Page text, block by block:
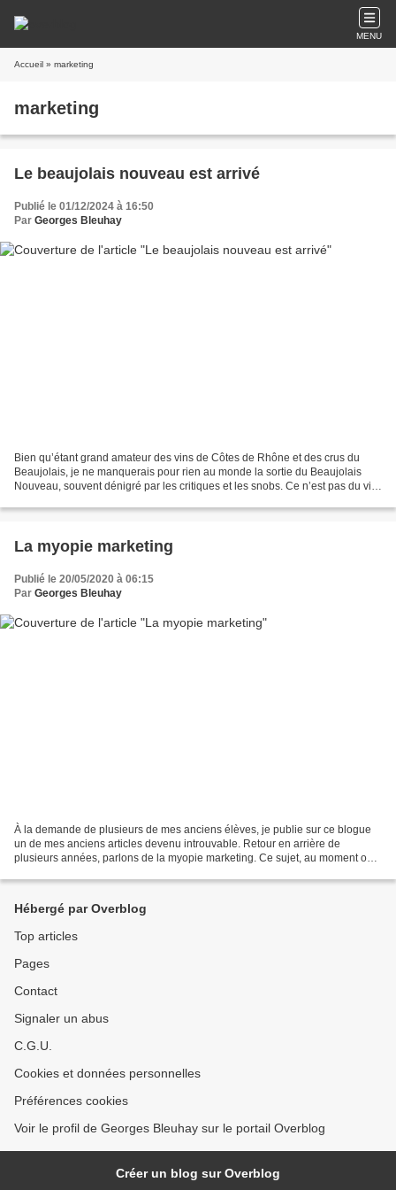
MENU
Accueil » marketing
marketing
Le beaujolais nouveau est arrivé
Publié le 01/12/2024 à 16:50
Par Georges Bleuhay
Bien qu’étant grand amateur des vins de Côtes de Rhône et des crus du
Beaujolais, je ne manquerais pour rien au monde la sortie du Beaujolais
Nouveau, souvent dénigré par les critiques et les snobs. Ce n’est pas du vin,
La myopie marketing
Publié le 20/05/2020 à 06:15
Par Georges Bleuhay
À la demande de plusieurs de mes anciens élèves, je publie sur ce blogue
un de mes anciens articles devenu introuvable. Retour en arrière de
plusieurs années, parlons de la myopie marketing. Ce sujet, au moment où
Hébergé par Overblog
Top articles
Pages
Contact
Signaler un abus
C.G.U.
Cookies et données personnelles
Préférences cookies
Voir le profil de Georges Bleuhay sur le portail Overblog
Créer un blog sur Overblog